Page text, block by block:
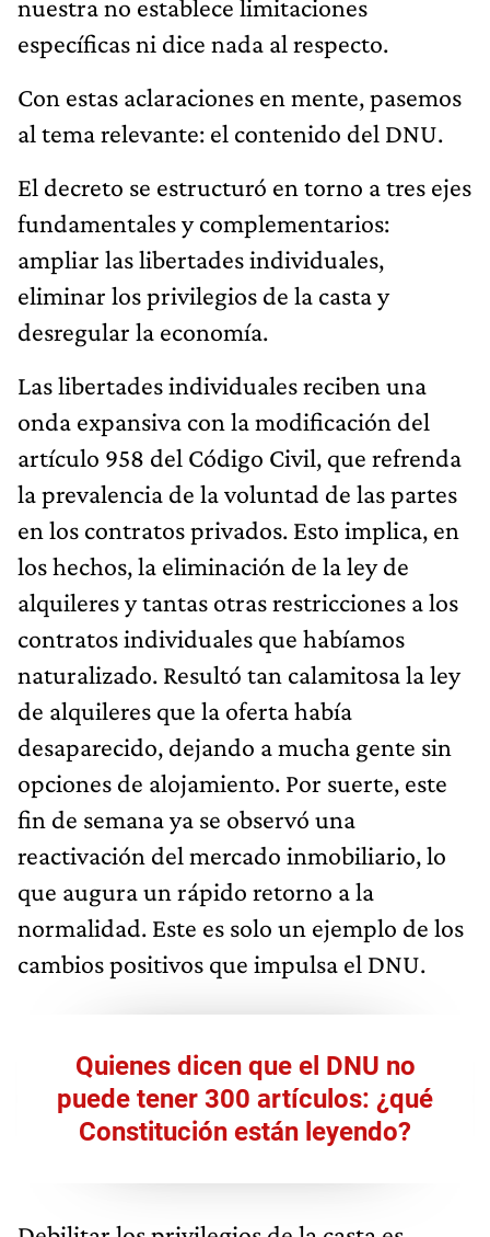
nuestra no establece limitaciones
específicas ni dice nada al respecto.
Con estas aclaraciones en mente, pasemos
al tema relevante: el contenido del DNU.
El decreto se estructuró en torno a tres ejes
fundamentales y complementarios:
ampliar las libertades individuales,
eliminar los privilegios de la casta y
desregular la economía.
Las libertades individuales reciben una
onda expansiva con la modificación del
artículo 958 del Código Civil, que refrenda
la prevalencia de la voluntad de las partes
en los contratos privados. Esto implica, en
los hechos, la eliminación de la ley de
alquileres y tantas otras restricciones a los
contratos individuales que habíamos
naturalizado. Resultó tan calamitosa la ley
de alquileres que la oferta había
desaparecido, dejando a mucha gente sin
opciones de alojamiento. Por suerte, este
fin de semana ya se observó una
reactivación del mercado inmobiliario, lo
que augura un rápido retorno a la
normalidad. Este es solo un ejemplo de los
cambios positivos que impulsa el DNU.
Quienes dicen que el DNU no
puede tener 300 artículos: ¿qué
Constitución están leyendo?